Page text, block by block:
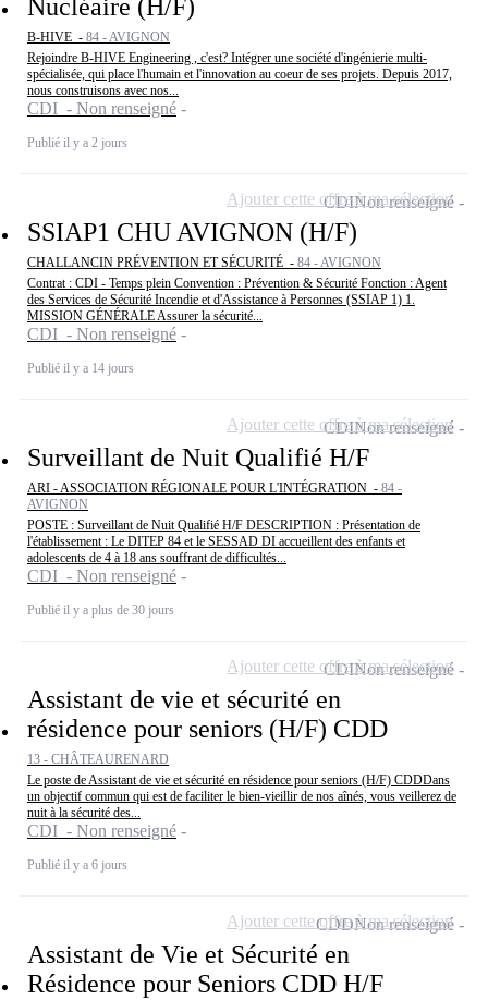
Nucléaire (H/F)
B-HIVE - 84 - AVIGNON
Rejoindre B-HIVE Engineering , c'est? Intégrer une société d'ingénierie multi-
spécialisée, qui place l'humain et l'innovation au coeur de ses projets. Depuis 2017,
nous construisons avec nos...
CDI - Non renseigné
Publié il y a 2 jours
SSIAP1 CHU AVIGNON (H/F)
CHALLANCIN PRÉVENTION ET SÉCURITÉ - 84 - AVIGNON
Contrat : CDI - Temps plein Convention : Prévention & Sécurité Fonction : Agent
des Services de Sécurité Incendie et d'Assistance à Personnes (SSIAP 1) 1.
MISSION GÉNÉRALE Assurer la sécurité...
CDI - Non renseigné
Publié il y a 14 jours
CDINon renseigné
Ajouter cette offre à ma sélection
Surveillant de Nuit Qualifié H/F
ARI - ASSOCIATION RÉGIONALE POUR L'INTÉGRATION - 84 -
AVIGNON
POSTE : Surveillant de Nuit Qualifié H/F DESCRIPTION : Présentation de
l'établissement : Le DITEP 84 et le SESSAD DI accueillent des enfants et
adolescents de 4 à 18 ans souffrant de difficultés...
CDI - Non renseigné
Publié il y a plus de 30 jours
CDINon renseigné
Ajouter cette offre à ma sélection
Assistant de vie et sécurité en
résidence pour seniors (H/F) CDD
13 - CHÂTEAURENARD
Le poste de Assistant de vie et sécurité en résidence pour seniors (H/F) CDDDans
un objectif commun qui est de faciliter le bien-vieillir de nos aînés, vous veillerez de
nuit à la sécurité des...
CDI - Non renseigné
Publié il y a 6 jours
CDINon renseigné
Ajouter cette offre à ma sélection
Assistant de Vie et Sécurité en
Résidence pour Seniors CDD H/F
CDDNon renseigné
Ajouter cette offre à ma sélection